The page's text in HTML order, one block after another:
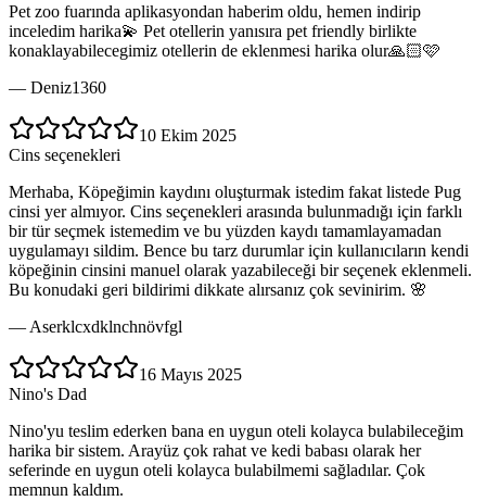
Pet zoo fuarında aplikasyondan haberim oldu, hemen indirip
inceledim harika💫 Pet otellerin yanısıra pet friendly birlikte
konaklayabilecegimiz otellerin de eklenmesi harika olur🙏🏻🩷
— Deniz1360
10 Ekim 2025
Cins seçenekleri
Merhaba, Köpeğimin kaydını oluşturmak istedim fakat listede Pug
cinsi yer almıyor. Cins seçenekleri arasında bulunmadığı için farklı
bir tür seçmek istemedim ve bu yüzden kaydı tamamlayamadan
uygulamayı sildim. Bence bu tarz durumlar için kullanıcıların kendi
köpeğinin cinsini manuel olarak yazabileceği bir seçenek eklenmeli.
Bu konudaki geri bildirimi dikkate alırsanız çok sevinirim. 🌸
— Aserklcxdklnchnövfgl
16 Mayıs 2025
Nino's Dad
Nino'yu teslim ederken bana en uygun oteli kolayca bulabileceğim
harika bir sistem. Arayüz çok rahat ve kedi babası olarak her
seferinde en uygun oteli kolayca bulabilmemi sağladılar. Çok
memnun kaldım.